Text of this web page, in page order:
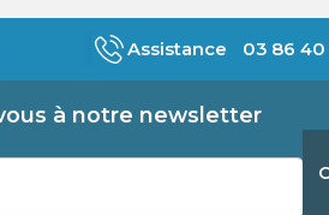
Assistance 03 86 40
à notre newsletter